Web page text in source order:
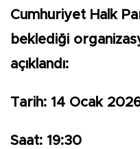
Cumhuriyet Halk
beklediği
açıklandı:
Tarih: 14 Ocak
Saat: 19:30